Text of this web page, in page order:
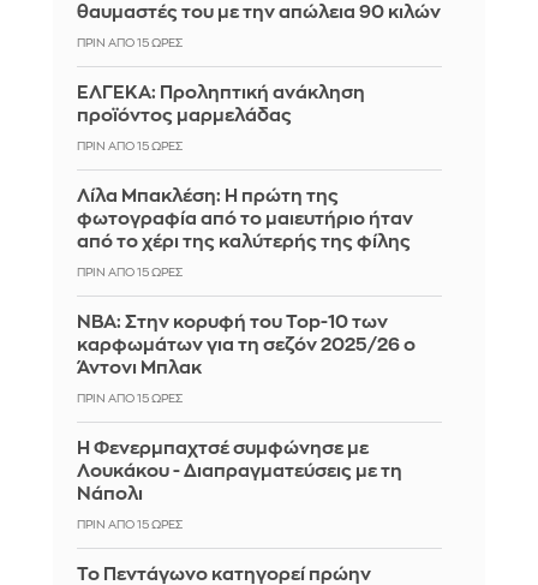
θαυμαστές του με την απώλεια 90 κιλών
ΠΡΙΝ ΑΠΌ 15 ΏΡΕΣ
ΕΛΓΕΚΑ: Προληπτική ανάκληση
προϊόντος μαρμελάδας
ΠΡΙΝ ΑΠΌ 15 ΏΡΕΣ
Λίλα Μπακλέση: Η πρώτη της
φωτογραφία από το μαιευτήριο ήταν
από το χέρι της καλύτερής της φίλης
ΠΡΙΝ ΑΠΌ 15 ΏΡΕΣ
ΝΒΑ: Στην κορυφή του Top-10 των
καρφωμάτων για τη σεζόν 2025/26 ο
Άντονι Μπλακ
ΠΡΙΝ ΑΠΌ 15 ΏΡΕΣ
Η Φενερμπαχτσέ συμφώνησε με
Λουκάκου - Διαπραγματεύσεις με τη
Νάπολι
ΠΡΙΝ ΑΠΌ 15 ΏΡΕΣ
Το Πεντάγωνο κατηγορεί πρώην